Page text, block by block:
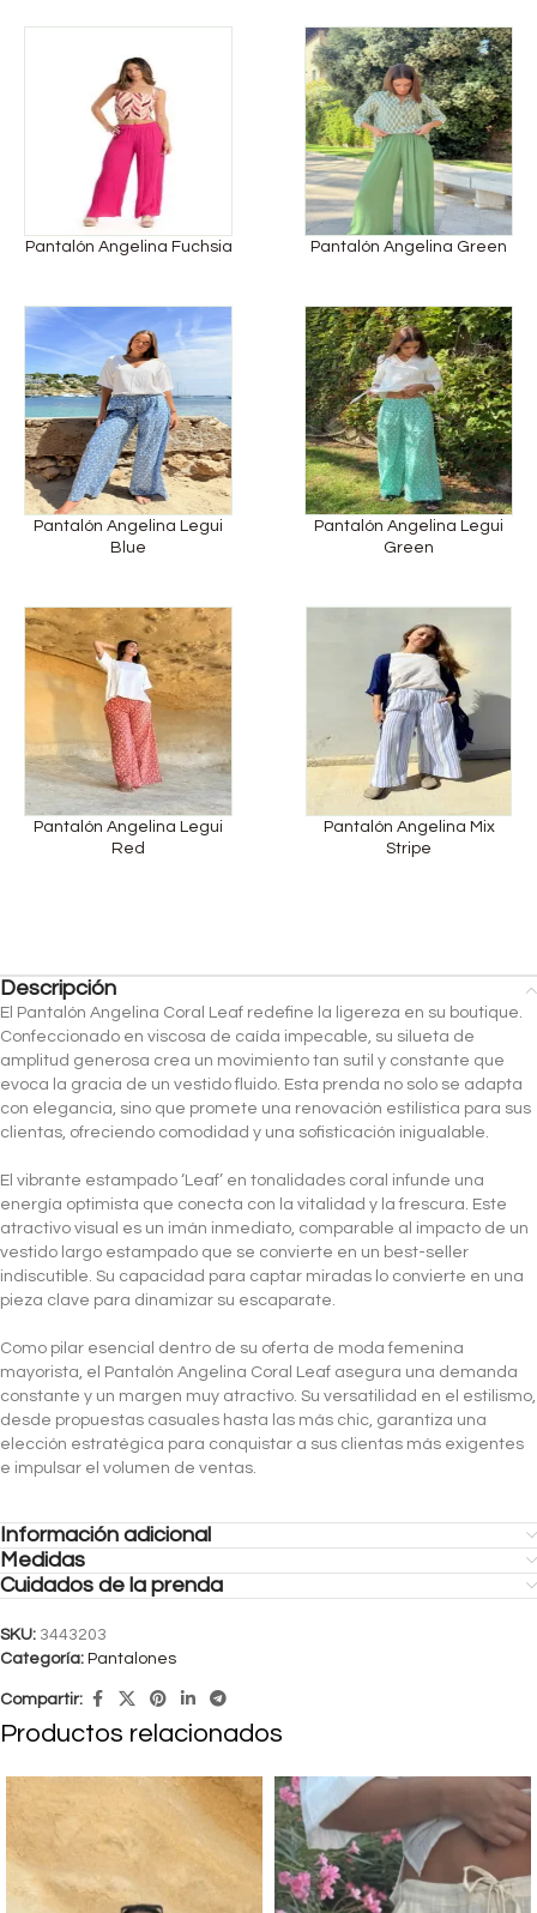
Pantalón Angelina Fuchsia Pantalón Angelina Green
Pantalón Angelina Legui
Blue
Pantalón Angelina Legui
Green
Pantalón Angelina Legui
Red
Pantalón Angelina Mix
Stripe
Descripción
El Pantalón Angelina Coral Leaf redefine la ligereza en su boutique.
Confeccionado en viscosa de caída impecable, su silueta de
amplitud generosa crea un movimiento tan sutil y constante que
evoca la gracia de un vestido fluido. Esta prenda no solo se adapta
con elegancia, sino que promete una renovación estilística para sus
clientas, ofreciendo comodidad y una sofisticación inigualable.
El vibrante estampado ‘Leaf’ en tonalidades coral infunde una
energía optimista que conecta con la vitalidad y la frescura. Este
atractivo visual es un imán inmediato, comparable al impacto de un
vestido largo estampado que se convierte en un best-seller
indiscutible. Su capacidad para captar miradas lo convierte en una
pieza clave para dinamizar su escaparate.
Como pilar esencial dentro de su oferta de moda femenina
mayorista, el Pantalón Angelina Coral Leaf asegura una demanda
constante y un margen muy atractivo. Su versatilidad en el estilismo,
desde propuestas casuales hasta las más chic, garantiza una
elección estratégica para conquistar a sus clientas más exigentes
e impulsar el volumen de ventas.
Información adicional
Medidas
Cuidados de la prenda
SKU: 3443203
Categoría: Pantalones
Compartir:
Productos relacionados